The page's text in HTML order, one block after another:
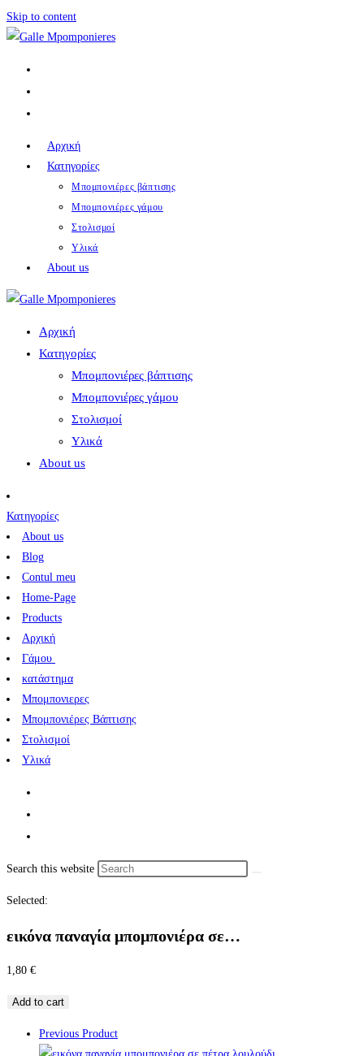
Skip to content
Αρχική
Κατηγορίες
Μπομπονιέρες βάπτισης
Μπομπονιέρες γάμου
Στολισμοί
Υλικά
About us
Αρχική
Κατηγορίες
Μπομπονιέρες βάπτισης
Μπομπονιέρες γάμου
Στολισμοί
Υλικά
About us
Κατηγορίες
About us
Blog
Contul meu
Home-Page
Products
Αρχική
Γάμου
κατάστημα
Μπομπονιερες
Μπομπονιέρες Βάπτισης
Στολισμοί
Υλικά
Search this website
Selected:
εικόνα παναγία μπομπονιέρα σε…
1,80 €
Add to cart
Previous Product